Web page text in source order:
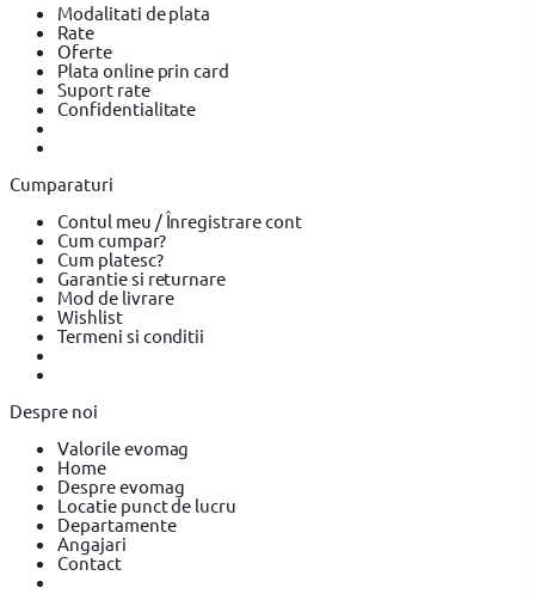
electric BOSCHSlefuitor electric YATO
de frezat BOSCH
electrica BOSCH
Suflanta aer cald YATOSuflanta aer cald BOSCH
compactoare & Ciocan demolator
demolator BOSCHPlaci compactoare & Ciocan demolator
Makita
Accesorii scule electrice YATO
Trafaleti YATO
protectie YATO
Echipamente de protectie Makita
Bricolaj OEMBricolaj CynelSurubelnita electrica
electrica BOSCHSurubelnita electrica Heinner
Modalitati de plata
Rate
Oferte
Plata online prin card
Suport rate
Confidentialitate
Cumparaturi
Contul meu / Înregistrare cont
Cum cumpar?
Cum platesc?
Garantie si returnare
Mod de livrare
Wishlist
Termeni si conditii
Despre noi
Valorile evomag
Home
Despre evomag
Locatie punct de lucru
Departamente
Angajari
Contact